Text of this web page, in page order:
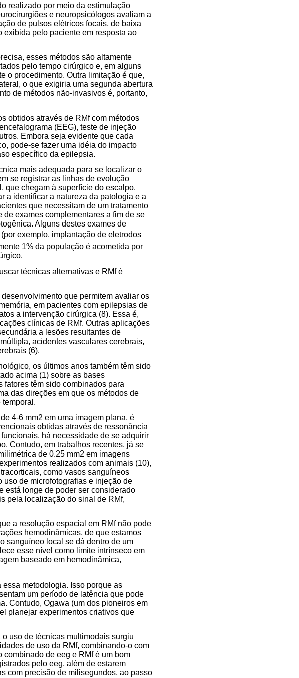
realizado por meio da estimulação
e neuropsicólogos avaliam a
de pulsos elétricos focais, de baixa
exibida pelo paciente em resposta ao
esses métodos são altamente
pelo tempo cirúrgico e, em alguns
o procedimento. Outra limitação é que,
o que exigiria uma segunda abertura
de métodos não-invasivos é, portanto,
obtidos através de RMf com métodos
(EEG), teste de injeção
Embora seja evidente que cada
pode-se fazer uma idéia do impacto
específico da epilepsia.
mais adequada para se localizar o
se registrar as linhas de evolução
que chegam à superfície do escalpo.
a identificar a natureza da patologia e a
que necessitam de um tratamento
exames complementares a fim de se
Alguns destes exames de
(por exemplo, implantação de eletrodos
1% da população é acometida por
técnicas alternativas e RMf é
que permitem avaliar os
em pacientes com epilepsias de
a intervenção cirúrgica (8). Essa é,
clínicas de RMf. Outras aplicações
a lesões resultantes de
acidentes vasculares cerebrais,
(6).
os últimos anos também têm sido
acima (1) sobre as bases
têm sido combinados para
das direções em que os métodos de
temporal.
4-6 mm2 em uma imagem plana, é
obtidas através de ressonância
há necessidade de se adquirir
Contudo, em trabalhos recentes, já se
de 0.25 mm2 em imagens
realizados com animais (10),
como vasos sanguíneos
de microfotografias e injeção de
está longe de poder ser considerado
pela localização do sinal de RMf,
a resolução espacial em RMf não pode
hemodinâmicas, de que estamos
sanguíneo local se dá dentro de um
esse nível como limite intrínseco em
baseado em hemodinâmica,
metodologia. Isso porque as
um período de latência que pode
Contudo, Ogawa (um dos pioneiros em
planejar experimentos criativos que
uso de técnicas multimodais surgiu
de uso da RMf, combinando-o com
de eeg e RMf é um bom
pelo eeg, além de estarem
com precisão de milisegundos, ao passo